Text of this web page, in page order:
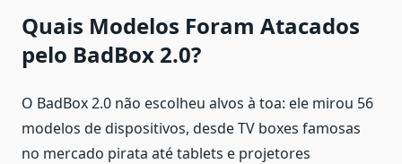
Quais Modelos Foram Atacados
pelo BadBox 2.0?
O BadBox 2.0 não escolheu alvos à toa: ele mirou 56
modelos de dispositivos, desde TV boxes famosas
no mercado pirata até tablets e projetores